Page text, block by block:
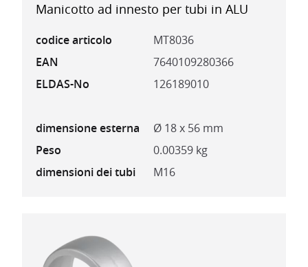
Manicotto ad innesto per tubi in ALU
codice articolo
MT8036
EAN
7640109280366
ELDAS-No
126189010
dimensione esterna
Ø 18 x 56 mm
Peso
0.00359 kg
dimensioni dei tubi
M16